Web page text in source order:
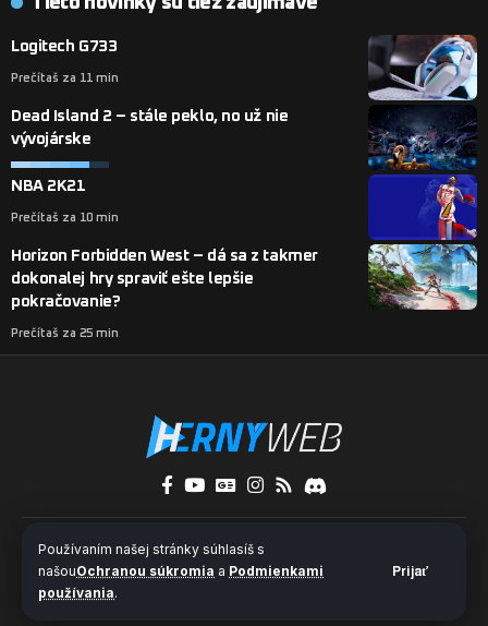
Používaním našej stránky súhlasíš s
našouOchranou súkromia a Podmienkami
používania.
Prijať
Logitech G733
Prečítaš za 11 min
Dead Island 2 – stále peklo, no už nie
vývojárske
NBA 2K21
Prečítaš za 10 min
Horizon Forbidden West – dá sa z takmer
dokonalej hry spraviť ešte lepšie
pokračovanie?
Prečítaš za 25 min
O nás Kontakty
Ochrana súkromia a súbory cookies